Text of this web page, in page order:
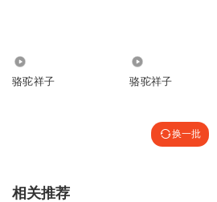
骆驼祥子 骆驼祥子
换一批
相关推荐